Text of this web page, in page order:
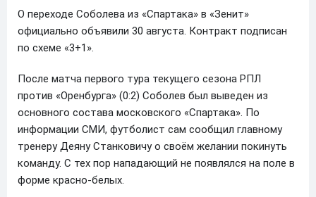
О переходе Соболева из «Спартака» в «Зенит»
официально объявили 30 августа. Контракт подписан
по схеме «3+1».
После матча первого тура текущего сезона РПЛ
против «Оренбурга» (0:2) Соболев был выведен из
основного состава московского «Спартака». По
информации СМИ, футболист сам сообщил главному
тренеру Деяну Станковичу о своём желании покинуть
команду. С тех пор нападающий не появлялся на поле в
форме красно-белых.